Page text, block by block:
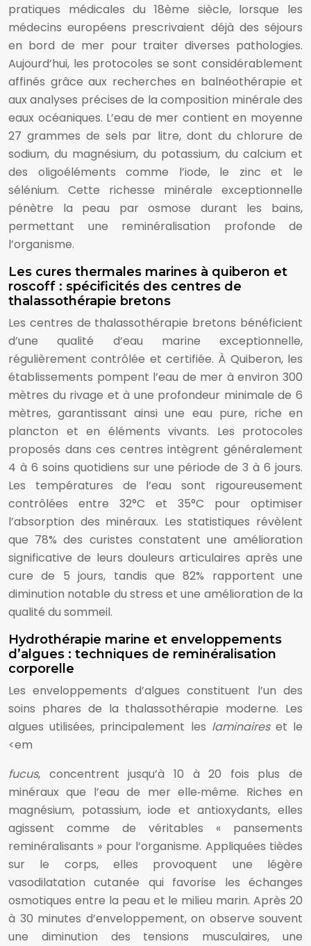
pratiques médicales du 18ème siècle, lorsque les
médecins européens prescrivaient déjà des séjours
en bord de mer pour traiter diverses pathologies.
Aujourd’hui, les protocoles se sont considérablement
affinés grâce aux recherches en balnéothérapie et
aux analyses précises de la composition minérale des
eaux océaniques. L’eau de mer contient en moyenne
27 grammes de sels par litre, dont du chlorure de
sodium, du magnésium, du potassium, du calcium et
des oligoéléments comme l’iode, le zinc et le
sélénium. Cette richesse minérale exceptionnelle
pénètre la peau par osmose durant les bains,
permettant une reminéralisation profonde de
l’organisme.
Les cures thermales marines à quiberon et
roscoff : spécificités des centres de
thalassothérapie bretons
Les centres de thalassothérapie bretons bénéficient
d’une qualité d’eau marine exceptionnelle,
régulièrement contrôlée et certifiée. À Quiberon, les
établissements pompent l’eau de mer à environ 300
mètres du rivage et à une profondeur minimale de 6
mètres, garantissant ainsi une eau pure, riche en
plancton et en éléments vivants. Les protocoles
proposés dans ces centres intègrent généralement
4 à 6 soins quotidiens sur une période de 3 à 6 jours.
Les températures de l’eau sont rigoureusement
contrôlées entre 32°C et 35°C pour optimiser
l’absorption des minéraux. Les statistiques révèlent
que 78% des curistes constatent une amélioration
significative de leurs douleurs articulaires après une
cure de 5 jours, tandis que 82% rapportent une
diminution notable du stress et une amélioration de la
qualité du sommeil.
Hydrothérapie marine et enveloppements
d’algues : techniques de reminéralisation
corporelle
Les enveloppements d’algues constituent l’un des
soins phares de la thalassothérapie moderne. Les
algues utilisées, principalement les laminaireset le
<em
fucus, concentrent jusqu’à 10 à 20 fois plus de
minéraux que l’eau de mer elle‑même. Riches en
magnésium, potassium, iode et antioxydants, elles
agissent comme de véritables « pansements
reminéralisants » pour l’organisme. Appliquées tièdes
sur le corps, elles provoquent une légère
vasodilatation cutanée qui favorise les échanges
osmotiques entre la peau et le milieu marin. Après 20
à 30 minutes d’enveloppement, on observe souvent
une diminution des tensions musculaires, une